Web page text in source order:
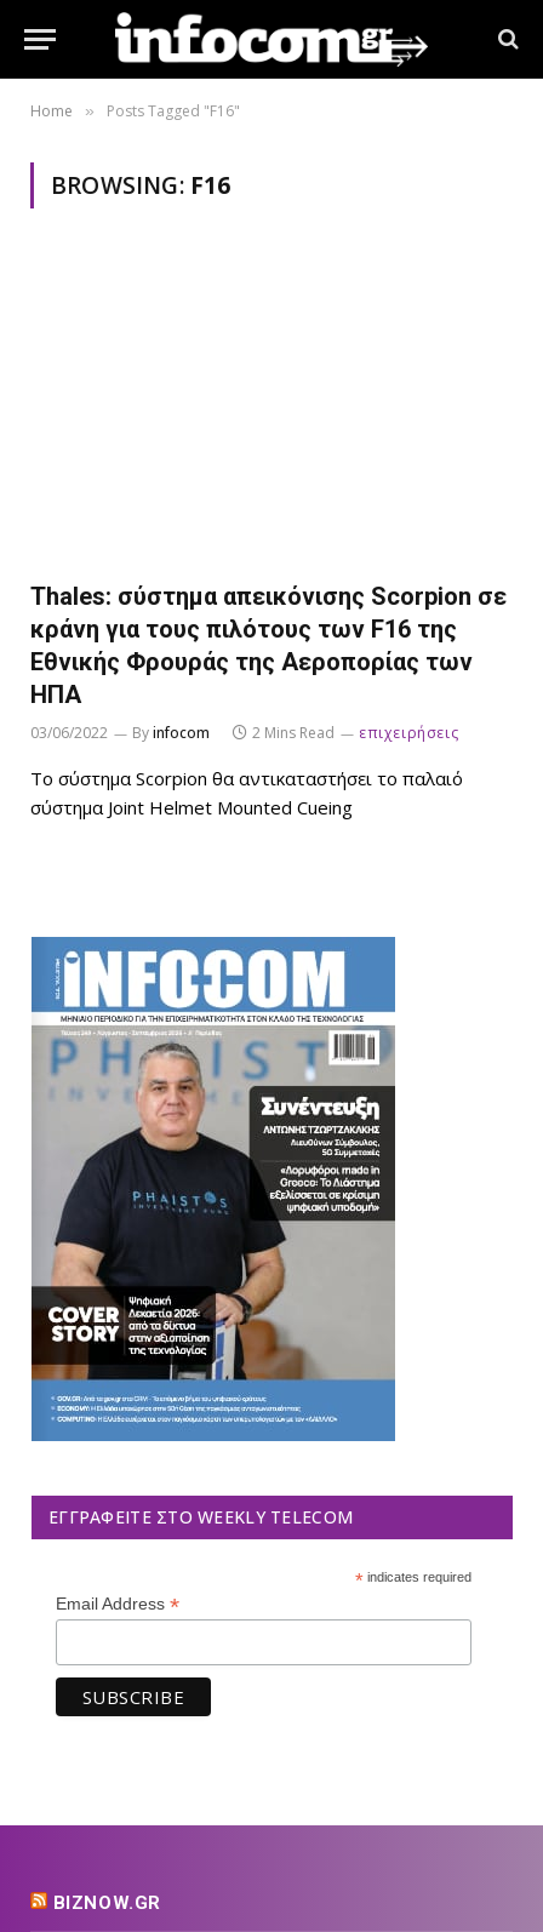
Home » Posts Tagged "F16"
BROWSING: F16
Thales: σύστημα απεικόνισης Scorpion σε
κράνη για τους πιλότους των F16 της
Εθνικής Φρουράς της Αεροπορίας των
ΗΠΑ
03/06/2022 Byinfocom 2 Mins Read επιχειρήσεις
Το σύστημα Scorpion θα αντικαταστήσει το παλαιό
σύστημα Joint Helmet Mounted Cueing
ΕΓΓΡΑΦΕΊΤΕ ΣΤΟ WEEKLY TELECOM
*indicates required
Email Address *
BIZNOW.GR